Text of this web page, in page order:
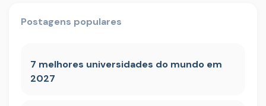
Postagens populares
7 melhores universidades do mundo em
2027